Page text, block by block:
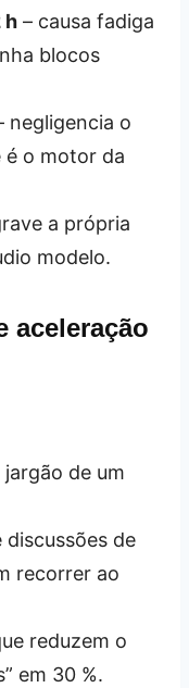
h – causa fadiga
blocos
negligencia o
é o motor da
a própria
modelo.
aceleração
de um
de
recorrer ao
reduzem o
em 30 %.